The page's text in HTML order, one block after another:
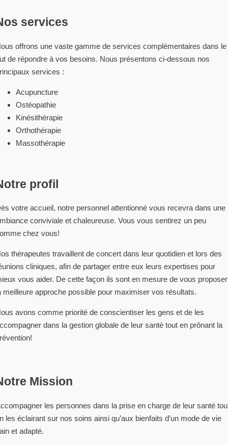
services
offrons une vaste gamme de services complémentaires dans le
de répondre à vos besoins. Nous présentons ci-dessous nos
services :
Acupuncture
Ostéopathie
Kinésithérapie
Orthothérapie
Massothérapie
profil
votre accueil, notre personnel attentionné vous recevra dans une
conviviale et chaleureuse. Vous vous sentirez un peu
chez vous!
thérapeutes travaillent de concert dans leur quotidien et lors des
cliniques, afin de partager entre eux leurs expertises pour
vous aider. De cette façon ils sont en mesure de vous proposer
meilleure approche possible pour maximiser vos résultats.
avons comme priorité de conscientiser les gens et de les
dans la gestion globale de leur santé tout en prônant la
Mission
les personnes dans la prise en charge de leur santé
les éclairant sur nos soins ainsi qu’aux bienfaits d’un mode de vie
et adapté.